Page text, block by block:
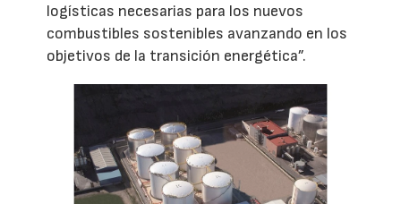
logísticas necesarias para los nuevos
combustibles sostenibles avanzando en los
objetivos de la transición energética”.